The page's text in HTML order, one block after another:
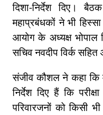
दिशा-निर्देश दिए।
महाप्रबंधकों ने भी
आयोग के अध्यक्ष भोपाल
सचिव नवदीप विर्क
संजीव कौशल ने कहा कि
निर्देश दिए हैं कि
परिवारजनों को किसी